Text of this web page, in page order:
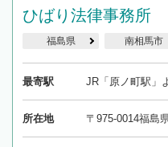
ひばり法律事務所
福島県 南相馬市
最寄駅 JR「原ノ町駅」
所在地 〒975-0014福島